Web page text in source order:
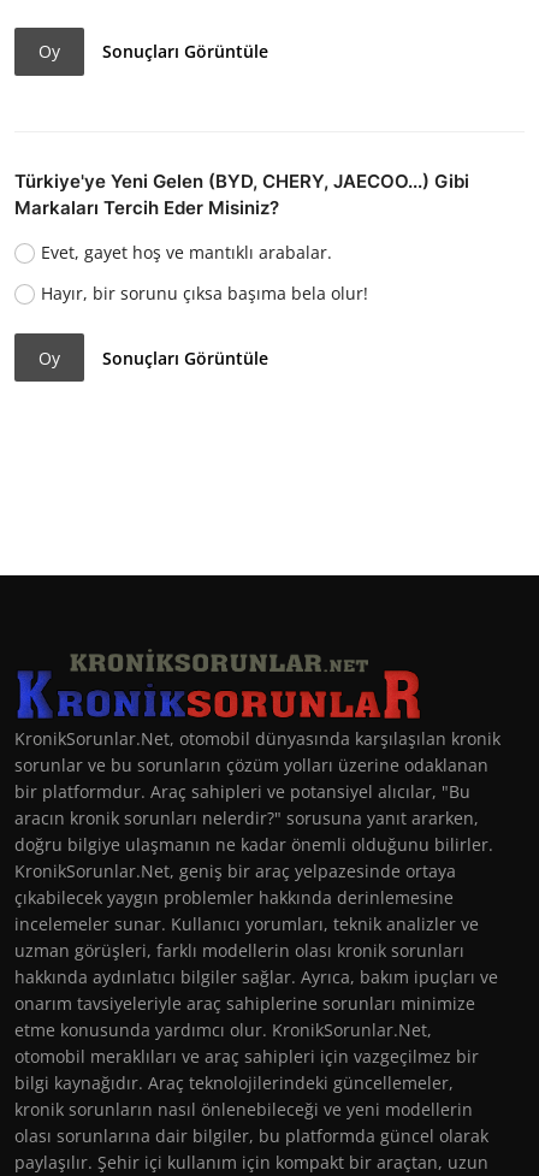
Oy Sonuçları Görüntüle
Türkiye'ye Yeni Gelen (BYD, CHERY, JAECOO...) Gibi
Markaları Tercih Eder Misiniz?
Evet, gayet hoş ve mantıklı arabalar.
Hayır, bir sorunu çıksa başıma bela olur!
Oy Sonuçları Görüntüle
KronikSorunlar.Net, otomobil dünyasında karşılaşılan kronik
sorunlar ve bu sorunların çözüm yolları üzerine odaklanan
bir platformdur. Araç sahipleri ve potansiyel alıcılar, "Bu
aracın kronik sorunları nelerdir?" sorusuna yanıt ararken,
doğru bilgiye ulaşmanın ne kadar önemli olduğunu bilirler.
KronikSorunlar.Net, geniş bir araç yelpazesinde ortaya
çıkabilecek yaygın problemler hakkında derinlemesine
incelemeler sunar. Kullanıcı yorumları, teknik analizler ve
uzman görüşleri, farklı modellerin olası kronik sorunları
hakkında aydınlatıcı bilgiler sağlar. Ayrıca, bakım ipuçları ve
onarım tavsiyeleriyle araç sahiplerine sorunları minimize
etme konusunda yardımcı olur. KronikSorunlar.Net,
otomobil meraklıları ve araç sahipleri için vazgeçilmez bir
bilgi kaynağıdır. Araç teknolojilerindeki güncellemeler,
kronik sorunların nasıl önlenebileceği ve yeni modellerin
olası sorunlarına dair bilgiler, bu platformda güncel olarak
paylaşılır. Şehir içi kullanım için kompakt bir araçtan, uzun